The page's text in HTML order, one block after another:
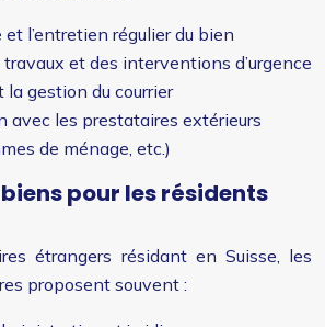
l’entretien régulier du bien
et des interventions d’urgence
la gestion du courrier
avec les prestataires extérieurs
de ménage, etc.)
pour les résidents
étrangers résidant en Suisse, les
proposent souvent :